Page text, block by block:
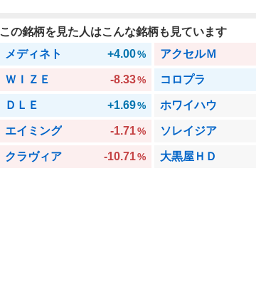
この銘柄を見た人はこんな銘柄も見ています
メディネト
+4.00% アクセルＭ
ＷＩＺＥ -8.33% コロプラ
ＤＬＥ +1.69% ホワイハウ
エイミング -1.71% ソレイジア
クラヴィア -10.71% 大黒屋ＨＤ